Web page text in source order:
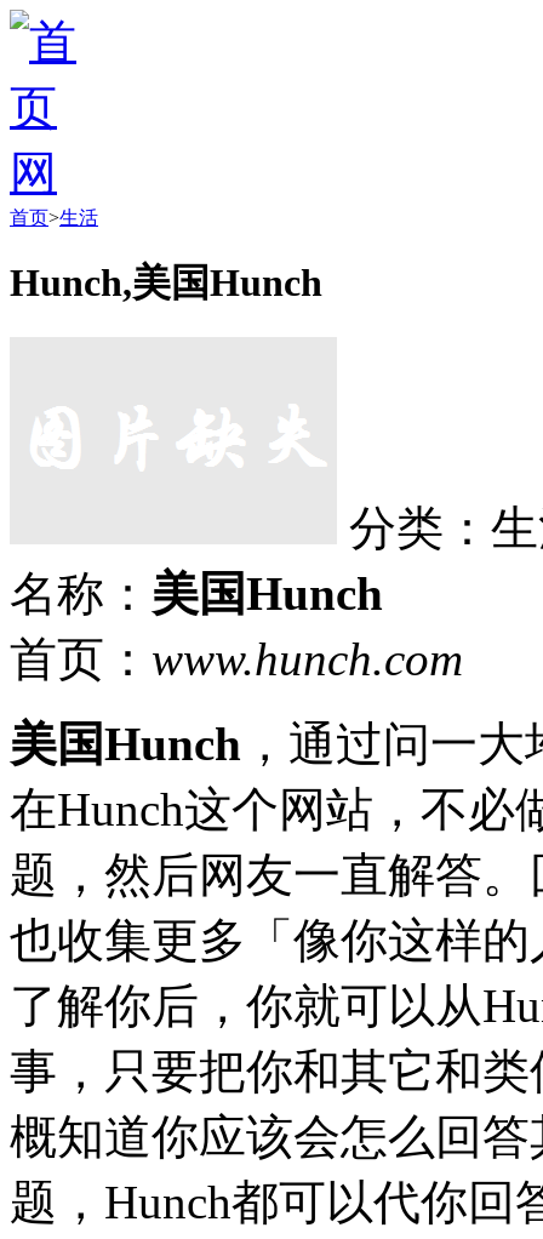
首页>生活
Hunch,美国Hunch
分类：
名称： 美国Hunch
首页： www.hunch.com
美国Hunch ，通过问一
在Hunch这个网站，不必
题，然后网友一直解答
也收集更多「像你这样
了解你后，你就可以从
事，只要把你和其它和
概知道你应该会怎么回
题，Hunch都可以代你